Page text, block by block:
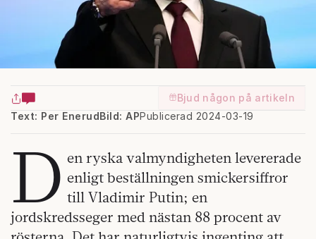
Bjud någon på artikeln
Text: Per Enerud
Publicerad 2024-03-19
Bild: AP
D en ryska valmyndigheten levererade
enligt beställningen smickersiffror
till Vladimir Putin; en
jordskredsseger med nästan 88 procent av